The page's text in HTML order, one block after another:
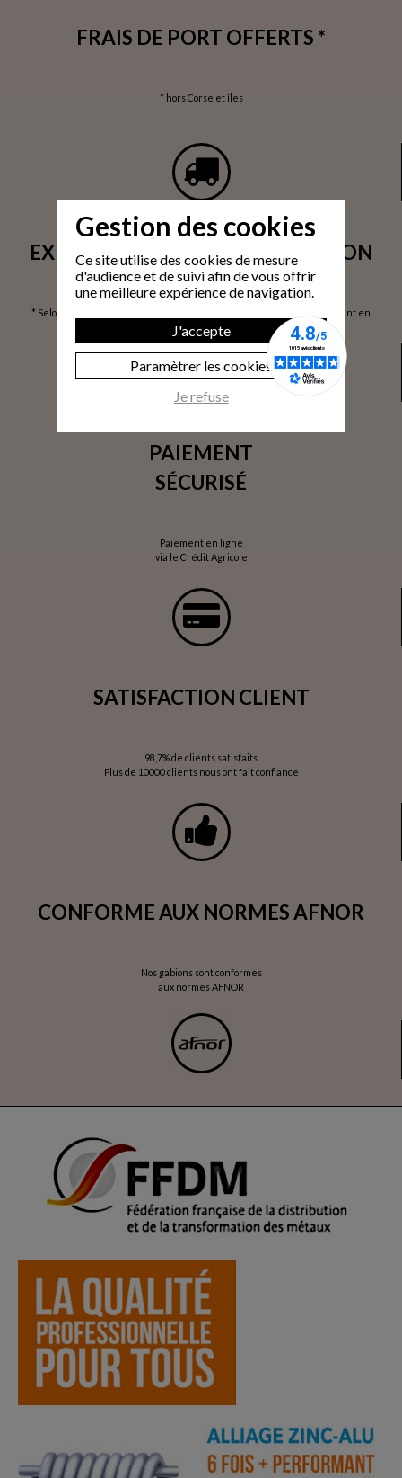
Gestion des cookies
Ce site utilise des cookies de mesure
d'audience et de suivi afin de vous offrir
une meilleure expérience de navigation.
J'accepte
Paramètrer les cookies
Je refuse
FRAIS DE PORT OFFERTS *
* hors Corse et îles
EXPÉDITION SOUS 24H / LIVRAISON
SOUS 3 À 6 JOURS OUVRÉS*
* Selon volume de commande / via prise de rendez-vous / Livraison 1 point en
France Métropolitaine / hors Corse et îles, sur devis
PAIEMENT
SÉCURISÉ
Paiement en ligne
via le Crédit Agricole
SATISFACTION CLIENT
98,7% de clients satisfaits
Plus de 10000 clients nous ont fait confiance
CONFORME AUX NORMES AFNOR
Nos gabions sont conformes
aux normes AFNOR